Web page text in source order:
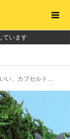
ています
くマスコット」の第4弾が26年6月中旬に発売